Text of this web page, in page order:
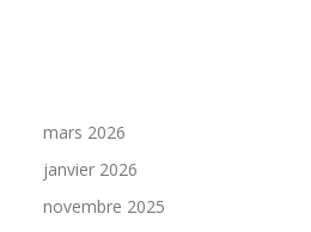
mars 2026
janvier 2026
novembre 2025